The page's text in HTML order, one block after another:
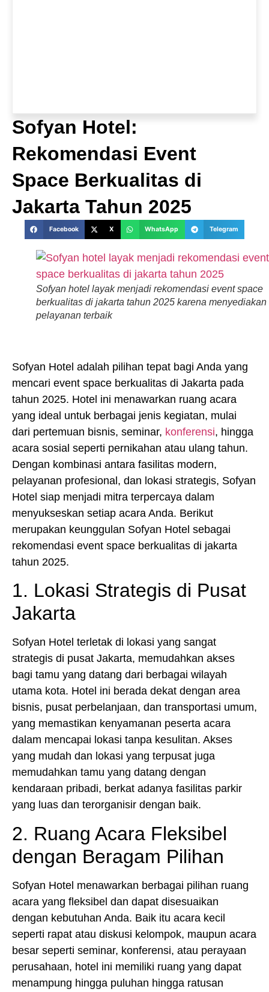
Sofyan Hotel:
Rekomendasi Event
Space Berkualitas di
Jakarta Tahun 2025
Facebook X WhatsApp Telegram
Sofyan hotel layak menjadi rekomendasi event space
berkualitas di jakarta tahun 2025 karena menyediakan
pelayanan terbaik
Sofyan Hotel adalah pilihan tepat bagi Anda yang
mencari event space berkualitas di Jakarta pada
tahun 2025. Hotel ini menawarkan ruang acara
yang ideal untuk berbagai jenis kegiatan, mulai
dari pertemuan bisnis, seminar, konferensi, hingga
acara sosial seperti pernikahan atau ulang tahun.
Dengan kombinasi antara fasilitas modern,
pelayanan profesional, dan lokasi strategis, Sofyan
Hotel siap menjadi mitra terpercaya dalam
menyukseskan setiap acara Anda. Berikut
merupakan keunggulan Sofyan Hotel sebagai
rekomendasi event space berkualitas di jakarta
tahun 2025.
1. Lokasi Strategis di Pusat
Jakarta
Sofyan Hotel terletak di lokasi yang sangat
strategis di pusat Jakarta, memudahkan akses
bagi tamu yang datang dari berbagai wilayah
utama kota. Hotel ini berada dekat dengan area
bisnis, pusat perbelanjaan, dan transportasi umum,
yang memastikan kenyamanan peserta acara
dalam mencapai lokasi tanpa kesulitan. Akses
yang mudah dan lokasi yang terpusat juga
memudahkan tamu yang datang dengan
kendaraan pribadi, berkat adanya fasilitas parkir
yang luas dan terorganisir dengan baik.
2. Ruang Acara Fleksibel
dengan Beragam Pilihan
Sofyan Hotel menawarkan berbagai pilihan ruang
acara yang fleksibel dan dapat disesuaikan
dengan kebutuhan Anda. Baik itu acara kecil
seperti rapat atau diskusi kelompok, maupun acara
besar seperti seminar, konferensi, atau perayaan
perusahaan, hotel ini memiliki ruang yang dapat
menampung hingga puluhan hingga ratusan